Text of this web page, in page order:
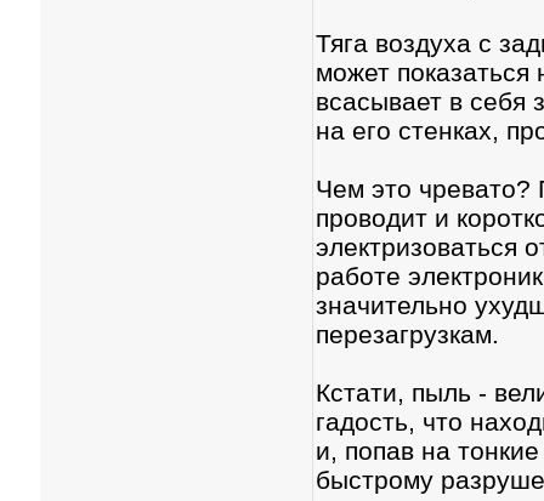
Тяга воздуха с
может показаться
всасывает в себя
на его стенках,
Чем это чревато?
проводит и
электризоваться
работе
значительно
перезагрузкам.
Кстати, пыль -
гадость, что
и, попав на
быстрому